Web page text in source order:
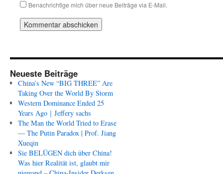
Benachrichtige mich über neue Beiträge via E-Mail.
Neueste Beiträge
China’s New “BIG THREE” Are
Taking Over the World By Storm
Western Dominance Ended 25
Years Ago｜Jeffery sachs
The Man the World Tried to Erase
— The Putin Paradox | Prof. Jiang
Xueqin
Sie BELÜGEN dich über China!
Was hier Realität ist, glaubt mir